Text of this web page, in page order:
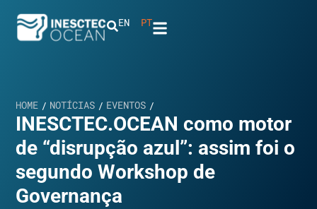
EN PT
HOME / NOTÍCIAS / EVENTOS /
INESCTEC.OCEAN como motor
de “disrupção azul”: assim foi o
segundo Workshop de
Governança